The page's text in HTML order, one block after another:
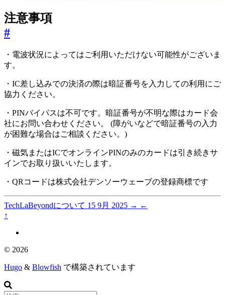
注意事項
#
・電波状況によってはご利用いただけない可能性がございま
す。
・IC差し込みでの決済の際は暗証番号を入力しての利用にご
協力ください。
・PINバイパスは不可です。暗証番号が不明な際はカード会
社にお問い合わせください。 (障がいなどで暗証番号の入力
が困難な場合はご相談ください。)
・磁気またはICでオンラインPINのみのカードは引き続きサ
インでお取り扱いいたします。
・QRコードは株式会社デンソーウェーブの登録商標です
TechLaBeyondについて 15 9月 2025 → ←
↑
© 2026
Hugo & Blowfish で構築されています